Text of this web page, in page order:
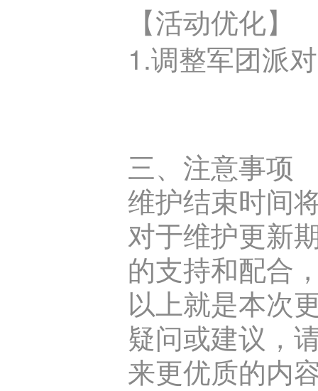
【活动优化】
1.调整军团派
三、注意事项
维护结束时间
对于维护更新
的支持和配合
以上就是本次
疑问或建议，
来更优质的内